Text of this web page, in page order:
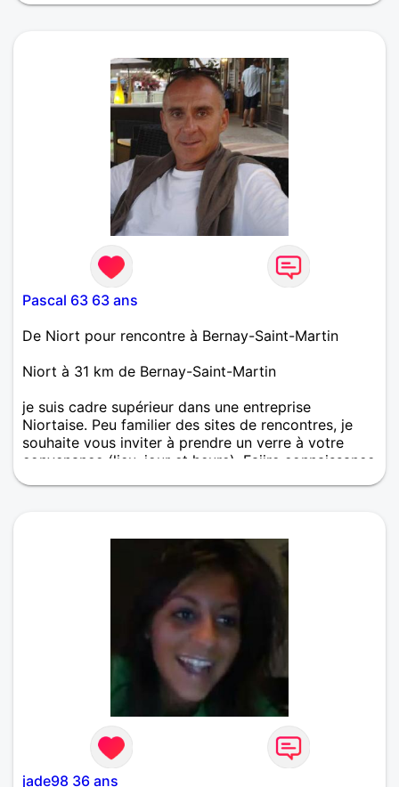
dans la joie et la fidélité.
Pascal 63 63 ans
De Niort pour rencontre à Bernay-Saint-Martin
Niort à 31 km de Bernay-Saint-Martin
je suis cadre supérieur dans une entreprise
Niortaise. Peu familier des sites de rencontres, je
souhaite vous inviter à prendre un verre à votre
convenance (lieu, jour et heure). Faiire connaissance
jade98 36 ans